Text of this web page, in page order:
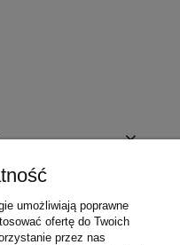
umożliwiają poprawne
ofertę do Twoich
przez nas